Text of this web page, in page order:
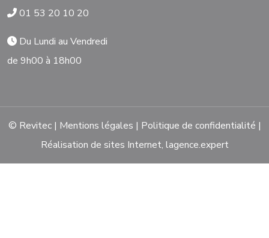
01 53 20 10 20
Du Lundi au Vendredi
de 9h00 à 18h00
© Revitec | Mentions légales | Politique de confidentialité |
Réalisation de sites Internet, lagence.expert